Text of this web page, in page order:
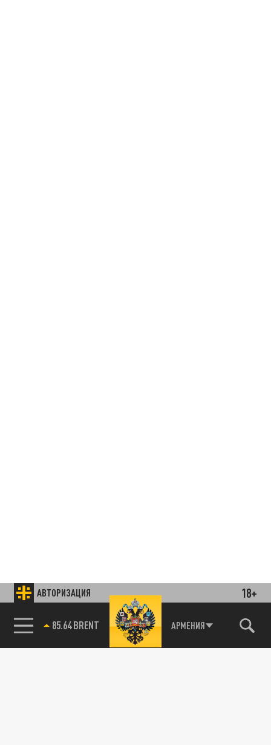
АВТОРИЗАЦИЯ 18+
85.64 BRENT АРМЕНИЯ